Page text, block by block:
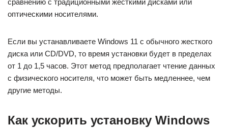
сравнению с традиционными жесткими дисками или
оптическими носителями.
Если вы устанавливаете Windows 11 с обычного жесткого
диска или CD/DVD, то время установки будет в пределах
от 1 до 1,5 часов. Этот метод предполагает чтение данных
с физического носителя, что может быть медленнее, чем
другие методы.
Как ускорить установку Windows